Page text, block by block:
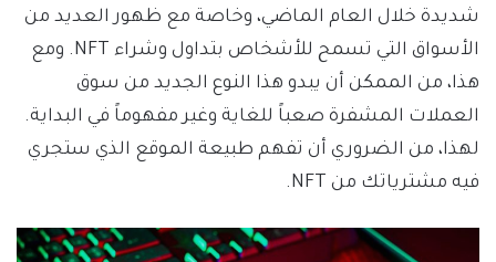
شديدة خلال العام الماضي، وخاصة مع ظهور العديد من
الأسواق التي تسمح للأشخاص بتداول وشراء NFT. ومع
هذا، من الممكن أن يبدو هذا النوع الجديد من سوق
العملات المشفرة صعباً للغاية وغير مفهوماً في البداية.
لهذا، من الضروري أن تفهم طبيعة الموقع الذي ستجري
فيه مشترياتك من NFT.